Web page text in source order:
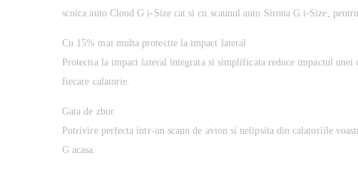
scoica auto Cloud G i-Size cat si cu scaunul auto Sirona G i-Size,
Cu 15% mai multa protectie la impact lateral
Protectia la impact lateral integrata si simplificata reduce impactul
fiecare calatorie.
Gata de zbor
Potrivire perfecta intr-un scaun de avion si nelipsita din calatoriile
G acasa.